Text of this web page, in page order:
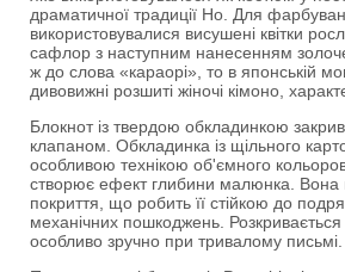
драматичної традиції Но. Для
використовувалися висушені квітки
сафлор з наступним нанесенням
ж до слова «караорі», то в японській
дивовижні розшиті жіночі кімоно,
Блокнот із твердою обкладинкою
клапаном. Обкладинка із щільного
особливою технікою об'ємного
створює ефект глибини малюнка. Вона
покриття, що робить її стійкою до
механічних пошкоджень.
особливо зручно при тривалому письмі.